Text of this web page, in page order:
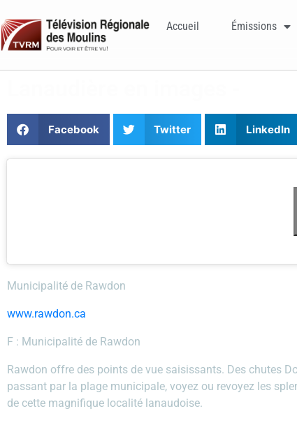
Accueil Émissions
Facebook Twitter LinkedIn
Municipalité de Rawdon
www.rawdon.ca
F : Municipalité de Rawdon
Rawdon offre des points de vue saisissants. Des chutes
passant par la plage municipale, voyez ou revoyez les
de cette magnifique localité lanaudoise.